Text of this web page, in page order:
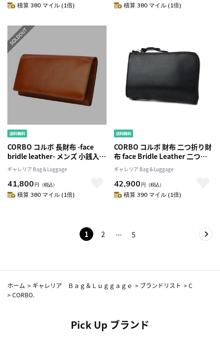
積算 380 マイル (1倍) 積算 380 マイル (1倍)
CORBO コルボ 長財布 -face
bridle leather- メンズ 小銭入れ
なし 札入れ フェイスブライド
ルレザー 革1LD-0224
ギャレリア Bag＆Luggage
41,800 円 （税込）
積算 380 マイル (1倍)
CORBO コルボ 財布 二つ折り財
布 face Bridle Leather 二つ折
り ファスナー 小銭入れあり メ
ンズレディース 1LD-0225
ギャレリア Bag＆Luggage
42,900 円 （税込）
積算 390 マイル (1倍)
1 2 5
ホーム > ギャレリア Ｂａｇ＆Ｌｕｇｇａｇｅ > ブランドリスト >C
>CORBO.
Pick Up ブランド